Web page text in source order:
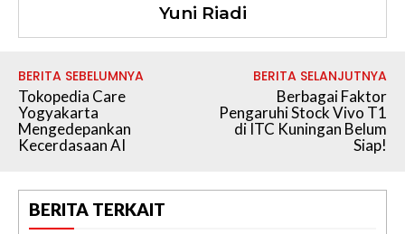
Yuni Riadi
BERITA SEBELUMNYA
Tokopedia Care
Yogyakarta
Mengedepankan
Kecerdasaan AI
BERITA SELANJUTNYA
Berbagai Faktor
Pengaruhi Stock Vivo T1
di ITC Kuningan Belum
Siap!
BERITA TERKAIT